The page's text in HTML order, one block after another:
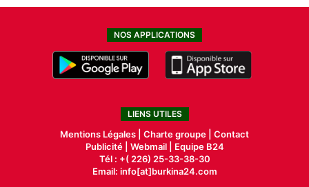
NOS APPLICATIONS
LIENS UTILES
Mentions Légales | Charte groupe | Contact
Publicité| Webmail |
Equipe B24
Tél : +( 226) 25-33-38-30
Email: info[at]burkina24.com